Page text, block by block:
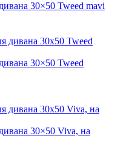
30×50 Tweed mavi
30×50 Tweed
30×50 Viva, на